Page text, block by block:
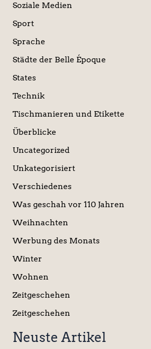
Soziale Medien
Sport
Sprache
Städte der Belle Époque
States
Technik
Tischmanieren und Etikette
Überblicke
Uncategorized
Unkategorisiert
Verschiedenes
Was geschah vor 110 Jahren
Weihnachten
Werbung des Monats
Winter
Wohnen
Zeitgeschehen
Zeitgeschehen
Neuste Artikel